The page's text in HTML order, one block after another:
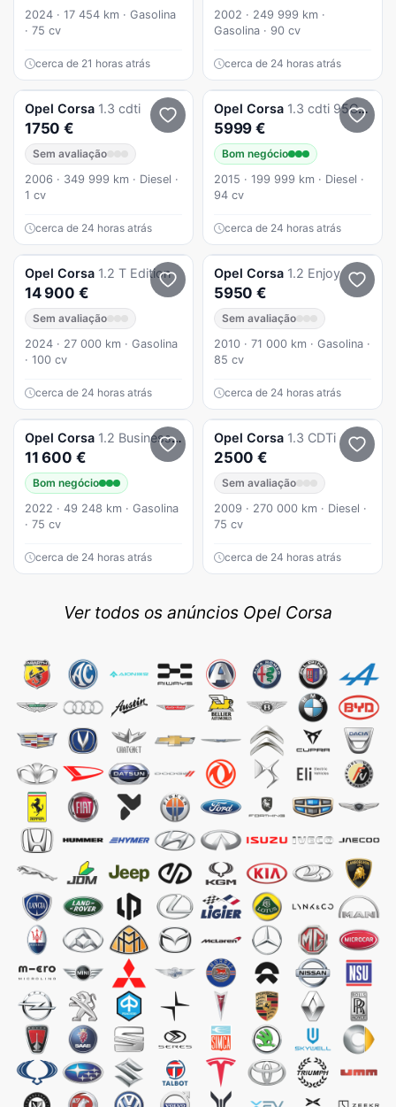
2024 · 17 454 km · Gasolina
· 75 cv
cerca de 21 horas atrás
2002 · 249 999 km ·
Gasolina · 90 cv
cerca de 24 horas atrás
Opel Corsa 1.3 cdti
1750 €
Sem avaliação
2006 · 349 999 km · Diesel ·
1 cv
cerca de 24 horas atrás
Opel Corsa 1.3 cdti 95CVACmuito novo
5999 €
Bom negócio
2015 · 199 999 km · Diesel ·
94 cv
cerca de 24 horas atrás
Opel Corsa 1.2 T Edition
14 900 €
Sem avaliação
2024 · 27 000 km · Gasolina
· 100 cv
cerca de 24 horas atrás
Opel Corsa 1.2 Enjoy
5950 €
Sem avaliação
2010 · 71 000 km · Gasolina ·
85 cv
cerca de 24 horas atrás
Opel Corsa 1.2 Business Edition
11 600 €
Bom negócio
2022 · 49 248 km · Gasolina
· 75 cv
cerca de 24 horas atrás
Opel Corsa 1.3 CDTi
2500 €
Sem avaliação
2009 · 270 000 km · Diesel ·
75 cv
cerca de 24 horas atrás
Ver todos os anúncios Opel Corsa